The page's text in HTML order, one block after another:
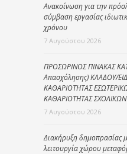
Ανακοίνωση για την
σύμβαση εργασίας
χρόνου
7 Αυγούστου 2026
ΠΡΟΣΩΡΙΝΟΣ ΠΙΝΑΚΑΣ
Απασχόλησης) ΚΛΑΔΟΥ/
ΚΑΘΑΡΙΟΤΗΤΑΣ
ΚΑΘΑΡΙΟΤΗΤΑΣ
7 Αυγούστου 2026
Διακήρυξη δημοπρασίας
λειτουργία χώρου